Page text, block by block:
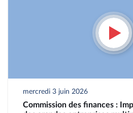
mercredi 3 juin 2026
Commission des finances :